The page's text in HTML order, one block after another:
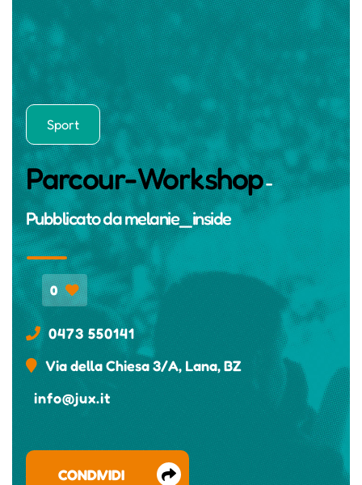
Sport
Parcour-Workshop-
Pubblicato damelanie_inside
0
0473 550141
Via della Chiesa 3/A, Lana, BZ
info@jux.it
CONDIVIDI